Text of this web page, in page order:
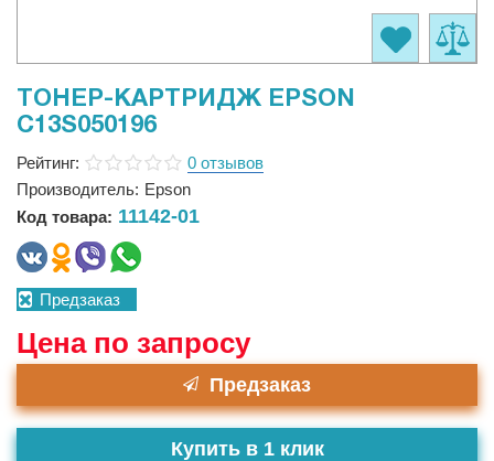
ТОНЕР-КАРТРИДЖ EPSON
C13S050196
Рейтинг:
0 отзывов
Производитель: Epson
Код товара: 11142-01
Предзаказ
Цена по запросу
Предзаказ
Купить в 1 клик